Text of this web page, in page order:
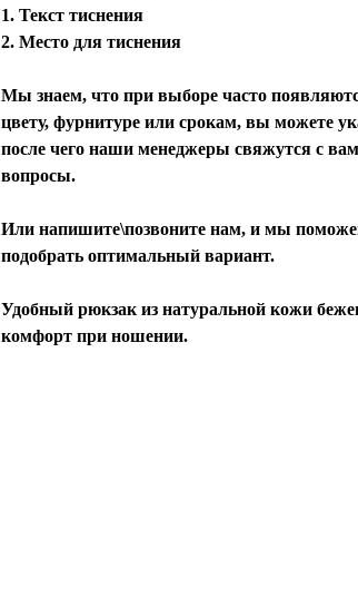
1. Текст тиснения
2. Место для тиснения
Мы знаем, что при выборе часто
цвету, фурнитуре или срокам, вы можете
после чего наши менеджеры свяжутся с
вопросы.
Или напишите\позвоните нам, и мы
подобрать оптимальный вариант.
Удобный рюкзак из натуральной кожи
комфорт при ношении.